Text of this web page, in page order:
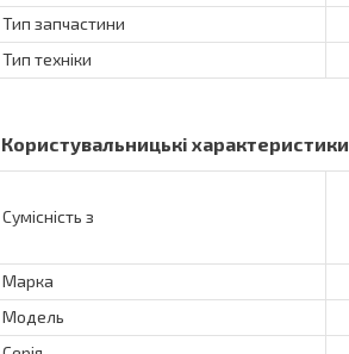
Тип запчастини
Тип техніки
Користувальницькі характеристики
Сумісність з
Марка
Модель